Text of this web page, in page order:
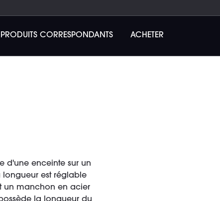
PRODUITS CORRESPONDANTS ACHETER
d'une enceinte sur un
longueur est réglable
un manchon en acier